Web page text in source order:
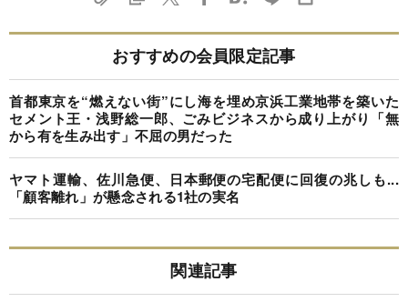
おすすめの会員限定記事
首都東京を“燃えない街”にし海を埋め京浜工業地帯を築いた
セメント王・浅野総一郎、ごみビジネスから成り上がり「無
から有を生み出す」不屈の男だった
ヤマト運輸、佐川急便、日本郵便の宅配便に回復の兆しも...
「顧客離れ」が懸念される1社の実名
関連記事